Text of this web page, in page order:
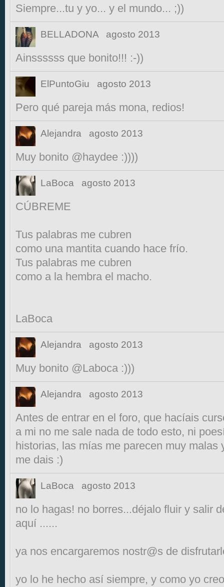
Siempre...tu y yo... y el mundo... ;))
BELLADONA agosto 2013
Ainssssss que bonito!!! :-))
ElPuntoGiu agosto 2013
Pero qué pareja más mona, redios!
Alejandra agosto 2013
Muy bonito @haydee :))))
LaBoca agosto 2013
CÚBREME
Tus palabras me cubren
como una mantita cuando hace frío.
Tus palabras me cubren
como a la hembra el macho.
LaBoca
Alejandra agosto 2013
Muy bonito @Laboca :)))
Alejandra agosto 2013
Antes de entrar en el foro, que hacíais
a mi no me sale nada de todo esto, ni
historias, las mías me parecen muy malas
me dais :)
LaBoca agosto 2013
no lo hagas! no borres...déjalo fluir y salir
aquí ......
ya nos encargaremos nostr@s de
yo lo he hecho así siempre, y como yo